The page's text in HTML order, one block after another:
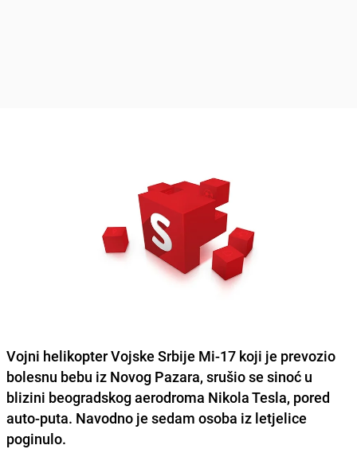
Vojni helikopter Vojske Srbije Mi-17 koji je prevozio
bolesnu bebu iz Novog Pazara, srušio se sinoć u
blizini beogradskog aerodroma Nikola Tesla, pored
auto-puta. Navodno je sedam osoba iz letjelice
poginulo.